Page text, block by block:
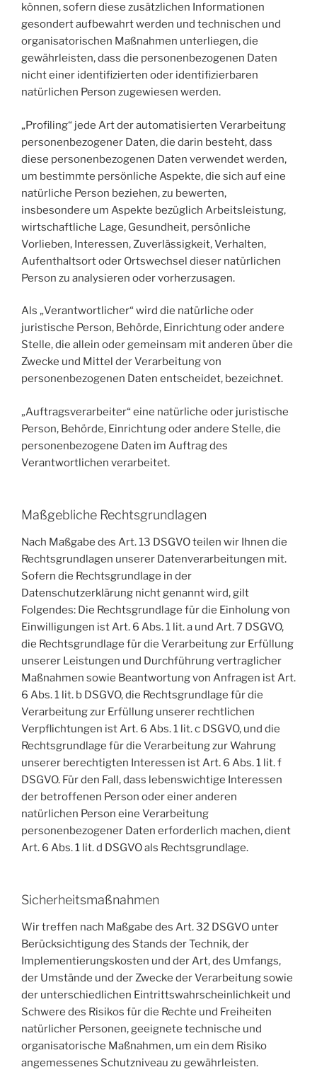
können, sofern diese zusätzlichen Informationen
gesondert aufbewahrt werden und technischen und
organisatorischen Maßnahmen unterliegen, die
gewährleisten, dass die personenbezogenen Daten
nicht einer identifizierten oder identifizierbaren
natürlichen Person zugewiesen werden.
„Profiling“ jede Art der automatisierten Verarbeitung
personenbezogener Daten, die darin besteht, dass
diese personenbezogenen Daten verwendet werden,
um bestimmte persönliche Aspekte, die sich auf eine
natürliche Person beziehen, zu bewerten,
insbesondere um Aspekte bezüglich Arbeitsleistung,
wirtschaftliche Lage, Gesundheit, persönliche
Vorlieben, Interessen, Zuverlässigkeit, Verhalten,
Aufenthaltsort oder Ortswechsel dieser natürlichen
Person zu analysieren oder vorherzusagen.
Als „Verantwortlicher“ wird die natürliche oder
juristische Person, Behörde, Einrichtung oder andere
Stelle, die allein oder gemeinsam mit anderen über die
Zwecke und Mittel der Verarbeitung von
personenbezogenen Daten entscheidet, bezeichnet.
„Auftragsverarbeiter“ eine natürliche oder juristische
Person, Behörde, Einrichtung oder andere Stelle, die
personenbezogene Daten im Auftrag des
Verantwortlichen verarbeitet.
Maßgebliche Rechtsgrundlagen
Nach Maßgabe des Art. 13 DSGVO teilen wir Ihnen die
Rechtsgrundlagen unserer Datenverarbeitungen mit.
Sofern die Rechtsgrundlage in der
Datenschutzerklärung nicht genannt wird, gilt
Folgendes: Die Rechtsgrundlage für die Einholung von
Einwilligungen ist Art. 6 Abs. 1 lit. a und Art. 7 DSGVO,
die Rechtsgrundlage für die Verarbeitung zur Erfüllung
unserer Leistungen und Durchführung vertraglicher
Maßnahmen sowie Beantwortung von Anfragen ist Art.
6 Abs. 1 lit. b DSGVO, die Rechtsgrundlage für die
Verarbeitung zur Erfüllung unserer rechtlichen
Verpflichtungen ist Art. 6 Abs. 1 lit. c DSGVO, und die
Rechtsgrundlage für die Verarbeitung zur Wahrung
unserer berechtigten Interessen ist Art. 6 Abs. 1 lit. f
DSGVO. Für den Fall, dass lebenswichtige Interessen
der betroffenen Person oder einer anderen
natürlichen Person eine Verarbeitung
personenbezogener Daten erforderlich machen, dient
Art. 6 Abs. 1 lit. d DSGVO als Rechtsgrundlage.
Sicherheitsmaßnahmen
Wir treffen nach Maßgabe des Art. 32 DSGVO unter
Berücksichtigung des Stands der Technik, der
Implementierungskosten und der Art, des Umfangs,
der Umstände und der Zwecke der Verarbeitung sowie
der unterschiedlichen Eintrittswahrscheinlichkeit und
Schwere des Risikos für die Rechte und Freiheiten
natürlicher Personen, geeignete technische und
organisatorische Maßnahmen, um ein dem Risiko
angemessenes Schutzniveau zu gewährleisten.